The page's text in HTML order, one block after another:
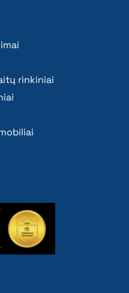
rinkiniai